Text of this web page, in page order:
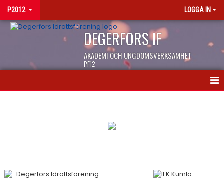
P2012 LOGGA IN
DEGERFORS IF
AKADEMI OCH UNGDOMSVERKSAMHET
PF12